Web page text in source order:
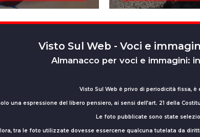
Visto Sul Web - Voci e
Almanacco per voci e immagini:
Visto Sul Web è privo di periodicità fissa,
una espressione del libero pensiero, ai sensi dell’art. 21 della
Le foto pubblicate sono state
tra le foto utilizzate dovesse essercene qualcuna tutelata da